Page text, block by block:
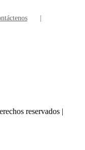
reservados |